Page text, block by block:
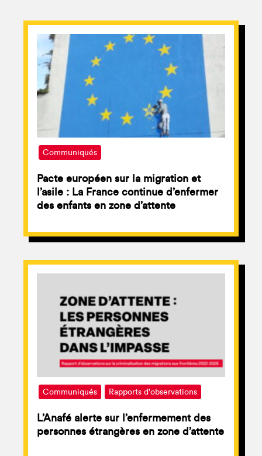
Communiqués
Pacte européen sur la migration et
l’asile : La France continue d’enfermer
des enfants en zone d’attente
Communiqués Rapports d'observations
L’Anafé alerte sur l’enfermement des
personnes étrangères en zone d’attente